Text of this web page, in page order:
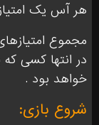
هر آس یک امتیاز
مجموع
در انتها کسی که
خواهد بود .
شروع بازی: